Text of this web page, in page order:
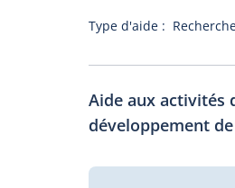
Type d'aide :
Aide aux activités
développement